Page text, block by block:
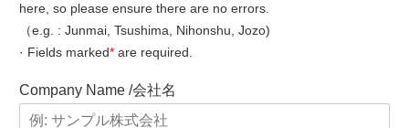
here, so please ensure there are no errors.
（e.g. : Junmai, Tsushima, Nihonshu Jozo)
· Fields marked* are required.
Company Name /会社名